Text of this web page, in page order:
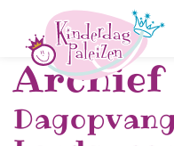
Locaties
Over ons
Home> Archief
Archief